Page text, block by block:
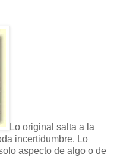
Lo original salta a la
incertidumbre. Lo
aspecto de algo o de